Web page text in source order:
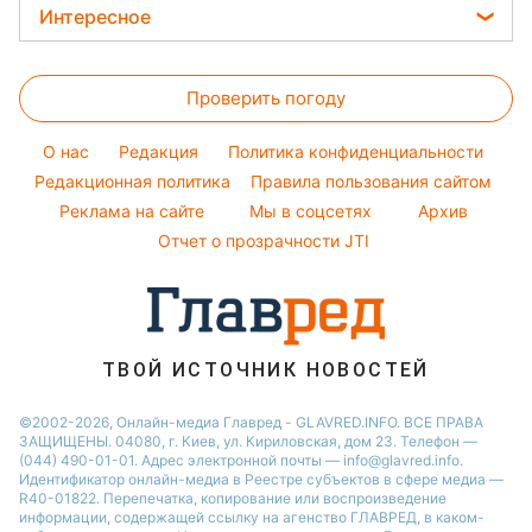
Кейт Миддлтон
Алла Пугачева
Настя Каменских
Виталий Козловский
Потап
Погода на завтра
Новости Полтавы
Новости Днепра
Новости Тернополя
Новости Черкассы
Новости Житомира
Новости Одессы
Новости Запорожья
Женские стрижки
Окрашивание волос
Красивый маникюр
Модные ошибки
Новости моды
Советы от Андре Тана
Интересное
Тесты по картинке
Оптические иллюзии
Народные приметы
Все о шоу-бизнесе
Проверить погоду
O нас Редакция
Политика конфиденциальности
Редакционная политика
Правила пользования сайтом
Реклама на сайте
Мы в соцсетях
Архив
Отчет о прозрачности JTI
ТВОЙ ИСТОЧНИК НОВОСТЕЙ
©2002-2026, Онлайн-медиа Главред - GLAVRED.INFO. ВСЕ ПРАВА
ЗАЩИЩЕНЫ. 04080, г. Киев, ул. Кириловская, дом 23. Телефон —
(044) 490-01-01. Адрес электронной почты — info@glavred.info.
Идентификатор онлайн-медиа в Реестре cубъектов в сфере медиа —
R40-01822. Перепечатка, копирование или воспроизведение
информации, содержащей ссылку на агенство ГЛАВРЕД, в каком-